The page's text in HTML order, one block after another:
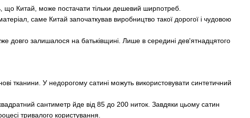
що Китай, може постачати тільки дешевий ширпотреб.
саме Китай започаткував виробництво такої дорогої і чудовою
довго залишалося на батьківщині. Лише в середині дев'ятнадцятого
тканини. У недорогому сатині можуть використовувати синтетичний
сантиметр йде від 85 до 200 ниток. Завдяки цьому сатин
тривалого користування.